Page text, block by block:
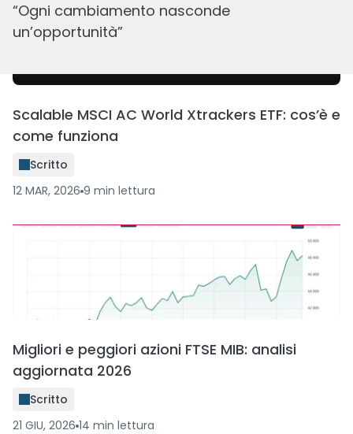
“Ogni cambiamento nasconde
un’opportunità”
Scalable MSCI AC World Xtrackers ETF: cos’è e
come funziona
Scritto
12 MAR, 2026 9 min lettura
Migliori e peggiori azioni FTSE MIB: analisi
aggiornata 2026
Scritto
21 GIU, 2026 14 min lettura